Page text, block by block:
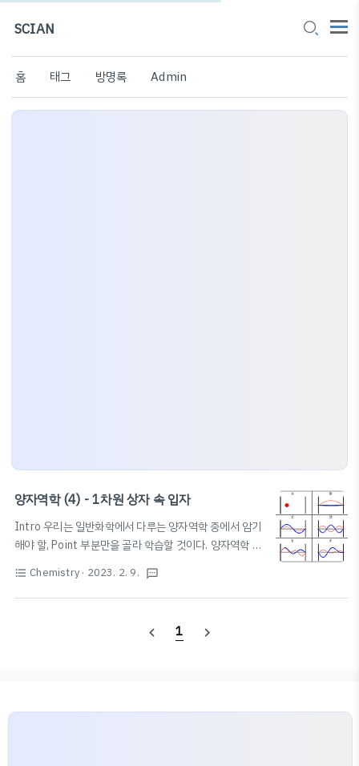
SCIAN
홈 태그 방명록 Admin
양자역학 (4) - 1차원 상자 속 입자
Intro 우리는 일반화학에서 다루는 양자역학 중에서 암기
해야 할, Point 부분만을 골라 학습할 것이다. 양자역학 자
특히 시험을 앞둔 과학고/영재학교생이나 대학생은 암기
하는 데 중점을 둘 것을 권장한다. 다만, 본 글에서는 수식
할 수 있도록 하였다. 필자 또한 암기에 도움을 받고자 본
으로 풀어서 설명할 수 있다. 앞으로 약 3~4개의 포스팅을
format_list_bulleted Chemistry · 2023. 2. 9. textsms
navigate_before 1 navigate_next